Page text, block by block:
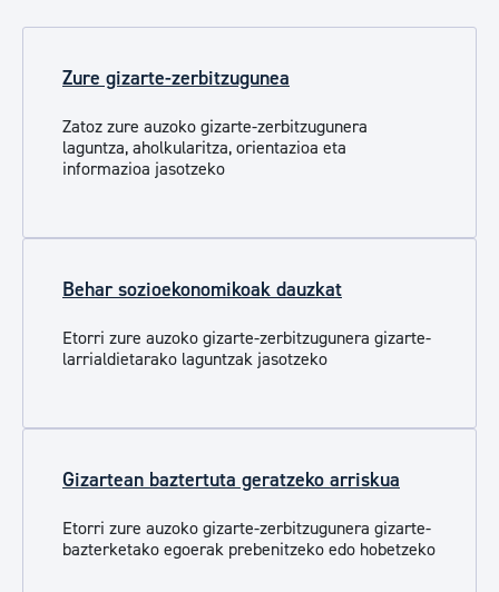
Zure gizarte-zerbitzugunea
Zatoz zure auzoko gizarte-zerbitzugunera
laguntza, aholkularitza, orientazioa eta
informazioa jasotzeko
Behar sozioekonomikoak dauzkat
Etorri zure auzoko gizarte-zerbitzugunera gizarte-
larrialdietarako laguntzak jasotzeko
Gizartean baztertuta geratzeko arriskua
Etorri zure auzoko gizarte-zerbitzugunera gizarte-
bazterketako egoerak prebenitzeko edo hobetzeko